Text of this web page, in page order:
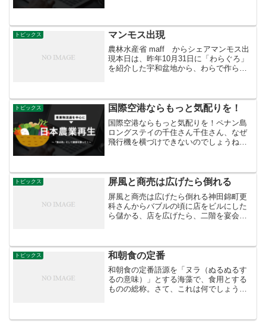
る。「駄」は馬や牛が一度に運...
トピックス マンモス出現
農林水産省 maff からシェアマンモス出
現本日は、昨年10月31日に「わらぐろ」
を紹介した宇和盆地から、わらで作られ
田んぼの中に、巨大なマンモスの親子が
出現しています...
トピックス 国際空港ならもっと気配りを！
国際空港ならもっと気配りを！ペナン島
ロングステイの千住さん千住さん、なぜ
飛行機を横づけできないのでしょうね？
はね・・・（泣きフェイス...
トピックス 屏風と商売は広げたら倒れる
屏風と商売は広げたら倒れる神田錦町更
科さんからバブルの頃に店をビルにした
ら儲かる、店を広げたら、二階を宴会場
何とか残れました。今では...
トピックス 和朝食の定番
和朝食の定番語源を「ヌラ（ぬるぬるす
るの意味）」とする海藻で、食用とする
ものの総称。さて、これは何でしょう。
時期は、11月頃から摘み採りが始まり、